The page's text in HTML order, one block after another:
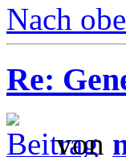
Nach
Re:
von